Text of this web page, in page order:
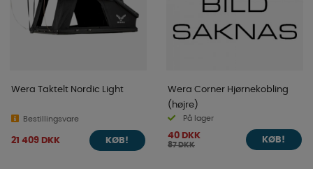
Wera Taktelt Nordic Light
Bestillingsvare
21 409 DKK KØB!
Wera Corner Hjørnekobling
(højre)
På lager
40 DKK
87 DKK
KØB!